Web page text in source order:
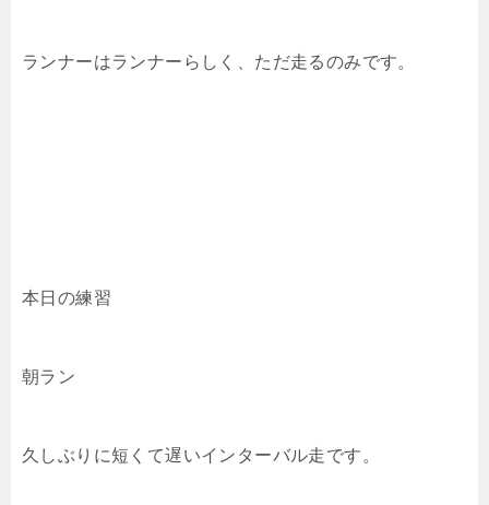
ランナーはランナーらしく、ただ走るのみです。
本日の練習
朝ラン
久しぶりに短くて遅いインターバル走です。